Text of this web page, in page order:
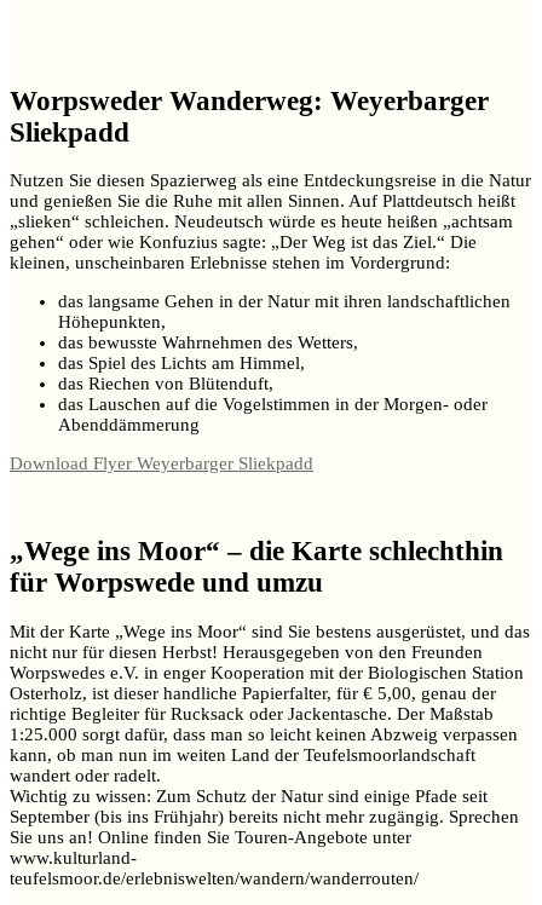
Worpsweder Wanderweg: Weyerbarger
Sliekpadd
Nutzen Sie diesen Spazierweg als eine Entdeckungsreise in die Natur
und genießen Sie die Ruhe mit allen Sinnen. Auf Plattdeutsch heißt
„slieken“ schleichen. Neudeutsch würde es heute heißen „achtsam
gehen“ oder wie Konfuzius sagte: „Der Weg ist das Ziel.“ Die
kleinen, unscheinbaren Erlebnisse stehen im Vordergrund:
das langsame Gehen in der Natur mit ihren landschaftlichen
Höhepunkten,
das bewusste Wahrnehmen des Wetters,
das Spiel des Lichts am Himmel,
das Riechen von Blütenduft,
das Lauschen auf die Vogelstimmen in der Morgen- oder
Abenddämmerung
Download Flyer Weyerbarger Sliekpadd
„Wege ins Moor“ – die Karte schlechthin
für Worpswede und umzu
Mit der Karte „Wege ins Moor“ sind Sie bestens ausgerüstet, und das
nicht nur für diesen Herbst! Herausgegeben von den Freunden
Worpswedes e.V. in enger Kooperation mit der Biologischen Station
Osterholz, ist dieser handliche Papierfalter, für € 5,00, genau der
richtige Begleiter für Rucksack oder Jackentasche. Der Maßstab
1:25.000 sorgt dafür, dass man so leicht keinen Abzweig verpassen
kann, ob man nun im weiten Land der Teufelsmoorlandschaft
wandert oder radelt.
Wichtig zu wissen: Zum Schutz der Natur sind einige Pfade seit
September (bis ins Frühjahr) bereits nicht mehr zugängig. Sprechen
Sie uns an! Online finden Sie Touren-Angebote unter
www.kulturland-
teufelsmoor.de/erlebniswelten/wandern/wanderrouten/